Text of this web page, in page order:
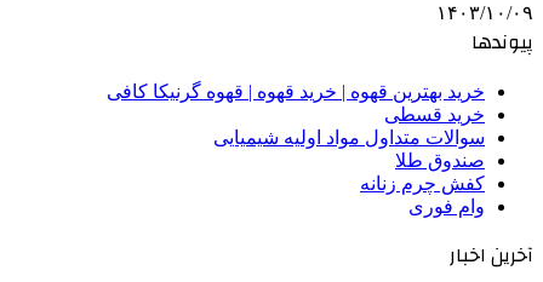
۱۴۰۳/۱۰/۰۹
پیوندها
خرید بهترین قهوه | خرید قهوه | قهوه گرنیکا کافی
خرید قسطی
سوالات متداول مواد اولیه شیمیایی
صندوق طلا
کفش چرم زنانه
وام فوری
آخرین اخبار